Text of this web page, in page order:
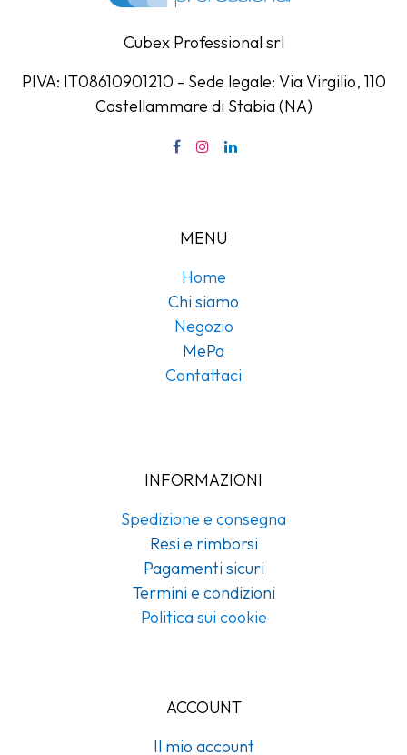
Cubex Professional srl
PIVA: IT08610901210 - Sede legale: Via Virgilio, 110
Castellammare di Stabia (NA)
MENU
Home
Chi siamo
Negozio
MePa
Contattaci
INFORMAZIONI
Spedizione e consegna
Resi e rimborsi
Pagamenti sicuri
Termini e condizioni
Politica sui cookie
ACCOUNT
Il mio account